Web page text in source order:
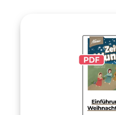
es zu einer
Produktion.Markus
LeuschnerZehn
Theaterszenen,
möglichab ca. 6